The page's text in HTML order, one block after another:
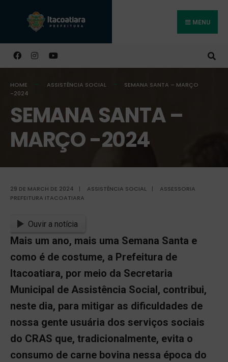
MENU
HOME ASSISTÊNCIA SOCIAL
SEMANA SANTA – MARÇO
-2024
SEMANA SANTA –
MARÇO -2024
29 DE MARCH DE 2024 | ASSISTÊNCIA SOCIAL |
ASSESSORIA
PREFEITURA ITACOATIARA
Ouvir a notícia
Mais um ano, mais uma Semana Santa e
como é de costume, a Prefeitura de
Itacoatiara, por meio da Secretaria
Municipal de Assistência Social, contribui,
neste dia, para mitigar as dificuldades de
nossa gente usuária dos serviços sociais
do CRAS que, tradicionalmente, evita o
consumo de carne bovina nessa época do
Buscar